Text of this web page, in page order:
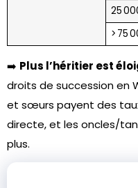
25
> 75
➡️ Plus l’héritier est
droits de succession en
et sœurs payent des
directe, et les oncles/
plus.